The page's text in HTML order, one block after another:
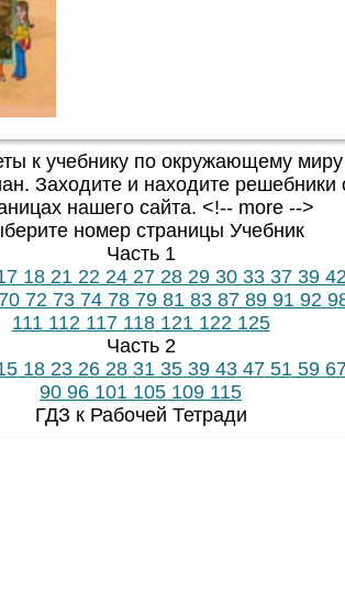
к учебнику по окружающему
Заходите и находите
нашего сайта. <!-- more -->
номер страницы Учебник
Часть 1
18 21 22 24 27 28 29 30 33 37 39
70 72 73 74 78 79 81 83 87 89 91 92
111112117118121122125
Часть 2
1823262831353943475159
90 96 101 105 109 115
ГДЗ к Рабочей Тетради